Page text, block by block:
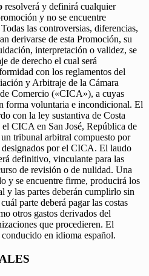
resolverá y definirá cualquier
y no se encuentre
las controversias, diferencias,
derivarse de esta Promoción, su
interpretación o validez, se
de derecho el cual será
con los reglamentos del
y Arbitraje de la Cámara
Comercio («CICA»), a cuyas
forma voluntaria e incondicional. El
con la ley sustantiva de Costa
CICA en San José, República de
tribunal arbitral compuesto por
por el CICA. El laudo
definitivo, vinculante para las
de revisión o de nulidad. Una
y se encuentre firme, producirá los
y las partes deberán cumplirlo sin
parte deberá pagar las costas
otros gastos derivados del
que procedieren. El
en idioma español.